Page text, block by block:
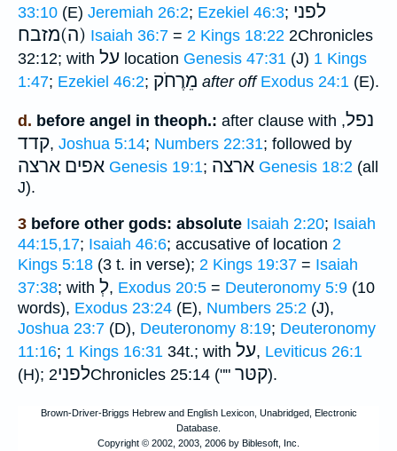
33:10 (E) Jeremiah 26:2; Ezekiel 46:3; לפני
(ה)מזבח Isaiah 36:7 = 2 Kings 18:22 2Chronicles
32:12; with על location Genesis 47:31 (J) 1 Kings
1:47; Ezekiel 46:2; מֵרֶחֹק after off Exodus 24:1 (E).
d. before angel in theoph.: after clause with נפל,
קדד, Joshua 5:14; Numbers 22:31; followed by
אפים ארצה Genesis 19:1; ארצה Genesis 18:2 (all
J).
3 before other gods: absolute Isaiah 2:20; Isaiah
44:15,17; Isaiah 46:6; accusative of location 2
Kings 5:18 (3 t. in verse); 2 Kings 19:37 = Isaiah
37:38; with לְ, Exodus 20:5 = Deuteronomy 5:9 (10
words), Exodus 23:24 (E), Numbers 25:2 (J),
Joshua 23:7 (D), Deuteronomy 8:19; Deuteronomy
11:16; 1 Kings 16:31 34t.; with על, Leviticus 26:1
(H);
לפני2Chronicles 25:14 ("" קטּר).